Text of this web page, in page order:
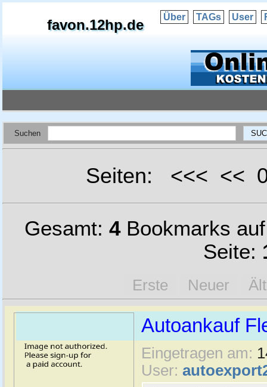
favon.12hp.de Über TAGs User
Suchen
Seiten: <<< <<
Gesamt: 4Bookmarks
Seite:
Erste Neuer
Autoankauf
Eingetragen am:
User: